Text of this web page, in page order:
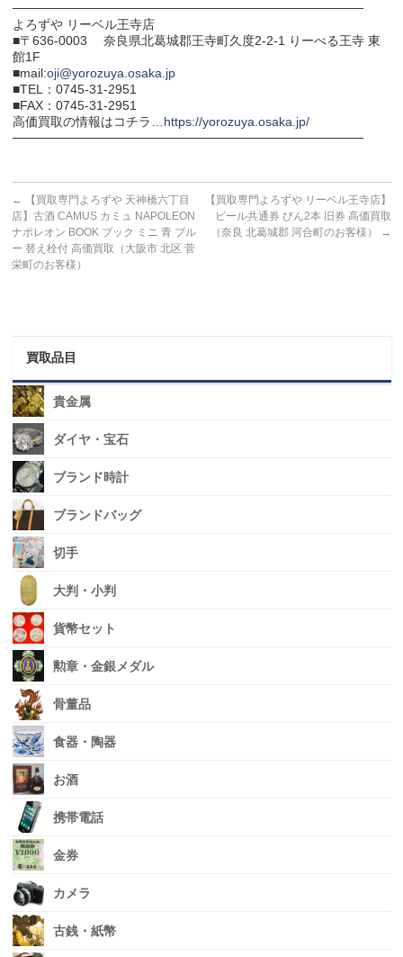
───────────────────────────────────────
よろずや リーベル王寺店
■〒636-0003 奈良県北葛城郡王寺町久度2-2-1 りーべる王寺 東
館1F
■mail:oji@yorozuya.osaka.jp
■TEL：0745-31-2951
■FAX：0745-31-2951
高価買取の情報はコチラ…https://yorozuya.osaka.jp/
───────────────────────────────────────
←
【買取専門よろずや 天神橋六丁目
店】古酒 CAMUS カミュ NAPOLEON
ナポレオン BOOK ブック ミニ 青 ブル
ー 替え栓付 高価買取（大阪市 北区 菅
栄町のお客様）
【買取専門よろずや リーベル王寺店】
ビール共通券 びん2本 旧券 高価買取
（奈良 北葛城郡 河合町のお客様）
→
買取品目
貴金属
ダイヤ・宝石
ブランド時計
ブランドバッグ
切手
大判・小判
貨幣セット
勲章・金銀メダル
骨董品
食器・陶器
お酒
携帯電話
金券
カメラ
古銭・紙幣